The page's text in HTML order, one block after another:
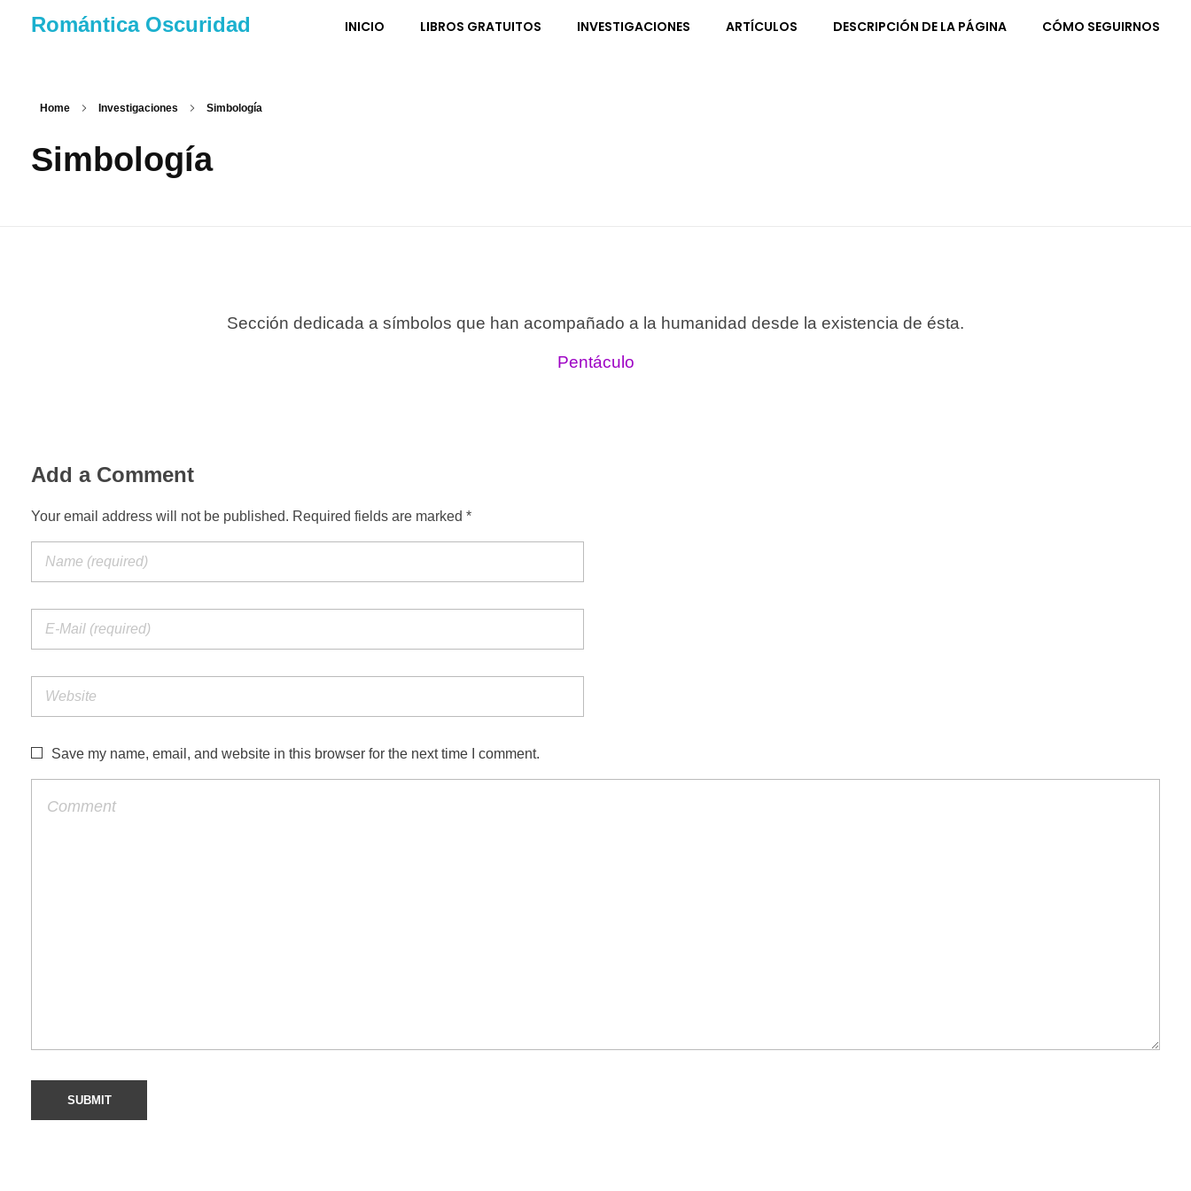
Romántica Oscuridad INICIO LIBROS GRATUITOS INVESTIGACIONES ARTÍCULOS DESCRIPCIÓN DE LA PÁGINA CÓMO SEGUIRNOS
Home Investigaciones Simbología
Simbología
Sección dedicada a símbolos que han acompañado a la humanidad desde la existencia de ésta.
Pentáculo
Add a Comment
Your email address will not be published. Required fields are marked *
Save my name, email, and website in this browser for the next time I comment.